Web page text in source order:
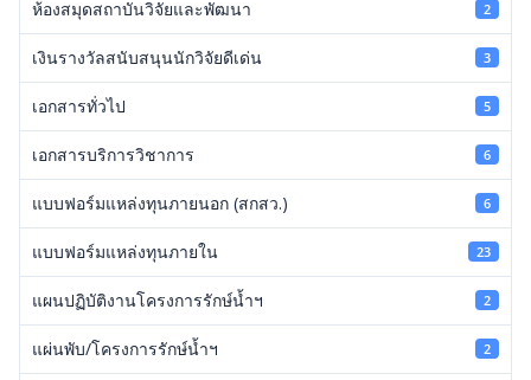
ห้องสมุดสถาบันวิจัยและพัฒนา 2
เงินรางวัลสนับสนุนนักวิจัยดีเด่น 3
เอกสารทั่วไป 5
เอกสารบริการวิชาการ 6
แบบฟอร์มแหล่งทุนภายนอก (สกสว.) 6
แบบฟอร์มแหล่งทุนภายใน 23
แผนปฏิบัติงานโครงการรักษ์น้ำฯ 2
แผ่นพับ/โครงการรักษ์น้ำฯ 2